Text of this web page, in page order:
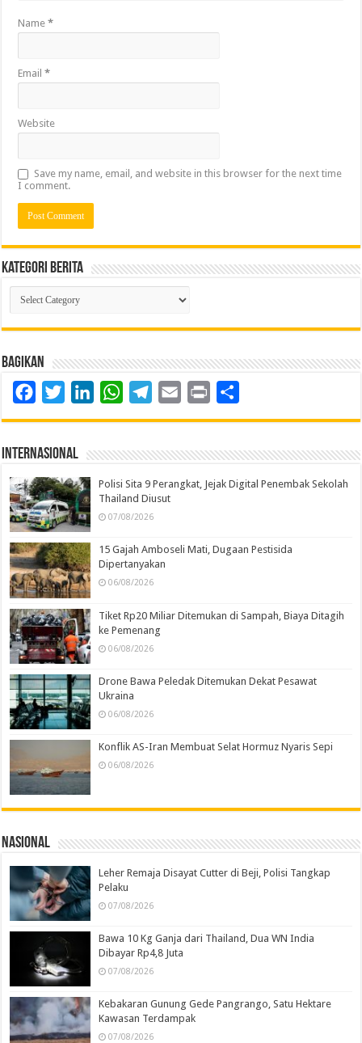
Name*
Email*
Website
Save my name, email, and website in this browser for the next time
I comment.
Kategori Berita
Kategori
Berita
Bagikan
FacebookTwitterLinkedInWhatsAppTelegram
Email Print
Internasional
Polisi Sita 9 Perangkat, Jejak Digital Penembak Sekolah
Thailand Diusut
07/08/2026
15 Gajah Amboseli Mati, Dugaan Pestisida
Dipertanyakan
06/08/2026
Tiket Rp20 Miliar Ditemukan di Sampah, Biaya Ditagih
ke Pemenang
06/08/2026
Drone Bawa Peledak Ditemukan Dekat Pesawat
Ukraina
06/08/2026
Konflik AS-Iran Membuat Selat Hormuz Nyaris Sepi
06/08/2026
Nasional
Leher Remaja Disayat Cutter di Beji, Polisi Tangkap
Pelaku
07/08/2026
Bawa 10 Kg Ganja dari Thailand, Dua WN India
Dibayar Rp4,8 Juta
07/08/2026
Kebakaran Gunung Gede Pangrango, Satu Hektare
Kawasan Terdampak
07/08/2026